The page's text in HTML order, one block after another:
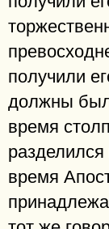
получили
должны
время
время